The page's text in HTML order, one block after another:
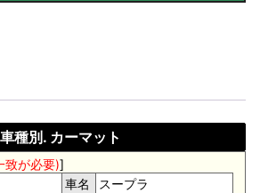
車種別. カーマット
致が必要)]
車名 スープラ